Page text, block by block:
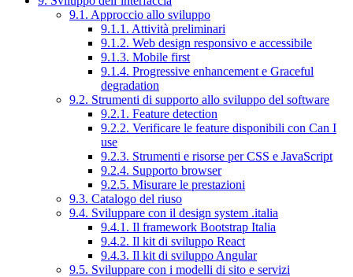
9.1. Approccio allo sviluppo
9.1.1. Attività preliminari
9.1.2. Web design responsivo e accessibile
9.1.3. Mobile first
9.1.4. Progressive enhancement e Graceful
degradation
9.2. Strumenti di supporto allo sviluppo del software
9.2.1. Feature detection
9.2.2. Verificare le feature disponibili con Can I
use
9.2.3. Strumenti e risorse per CSS e JavaScript
9.2.4. Supporto browser
9.2.5. Misurare le prestazioni
9.3. Catalogo del riuso
9.4. Sviluppare con il design system .italia
9.4.1. Il framework Bootstrap Italia
9.4.2. Il kit di sviluppo React
9.4.3. Il kit di sviluppo Angular
9.5. Sviluppare con i modelli di sito e servizi